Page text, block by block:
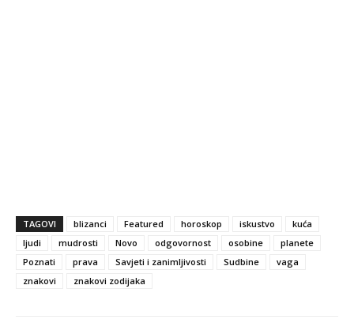
TAGOVI blizanci Featured horoskop iskustvo
kuća
ljudi
mudrosti Novo odgovornost osobine
planete
Poznati
prava Savjeti i zanimljivosti Sudbine
vaga
znakovi
znakovi zodijaka